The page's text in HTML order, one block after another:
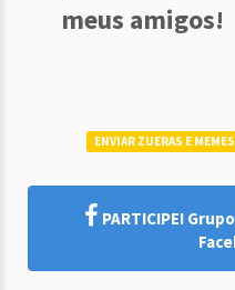
meus amigos!
ENVIAR ZUERAS E MEMES
PARTICIPE! Grupo